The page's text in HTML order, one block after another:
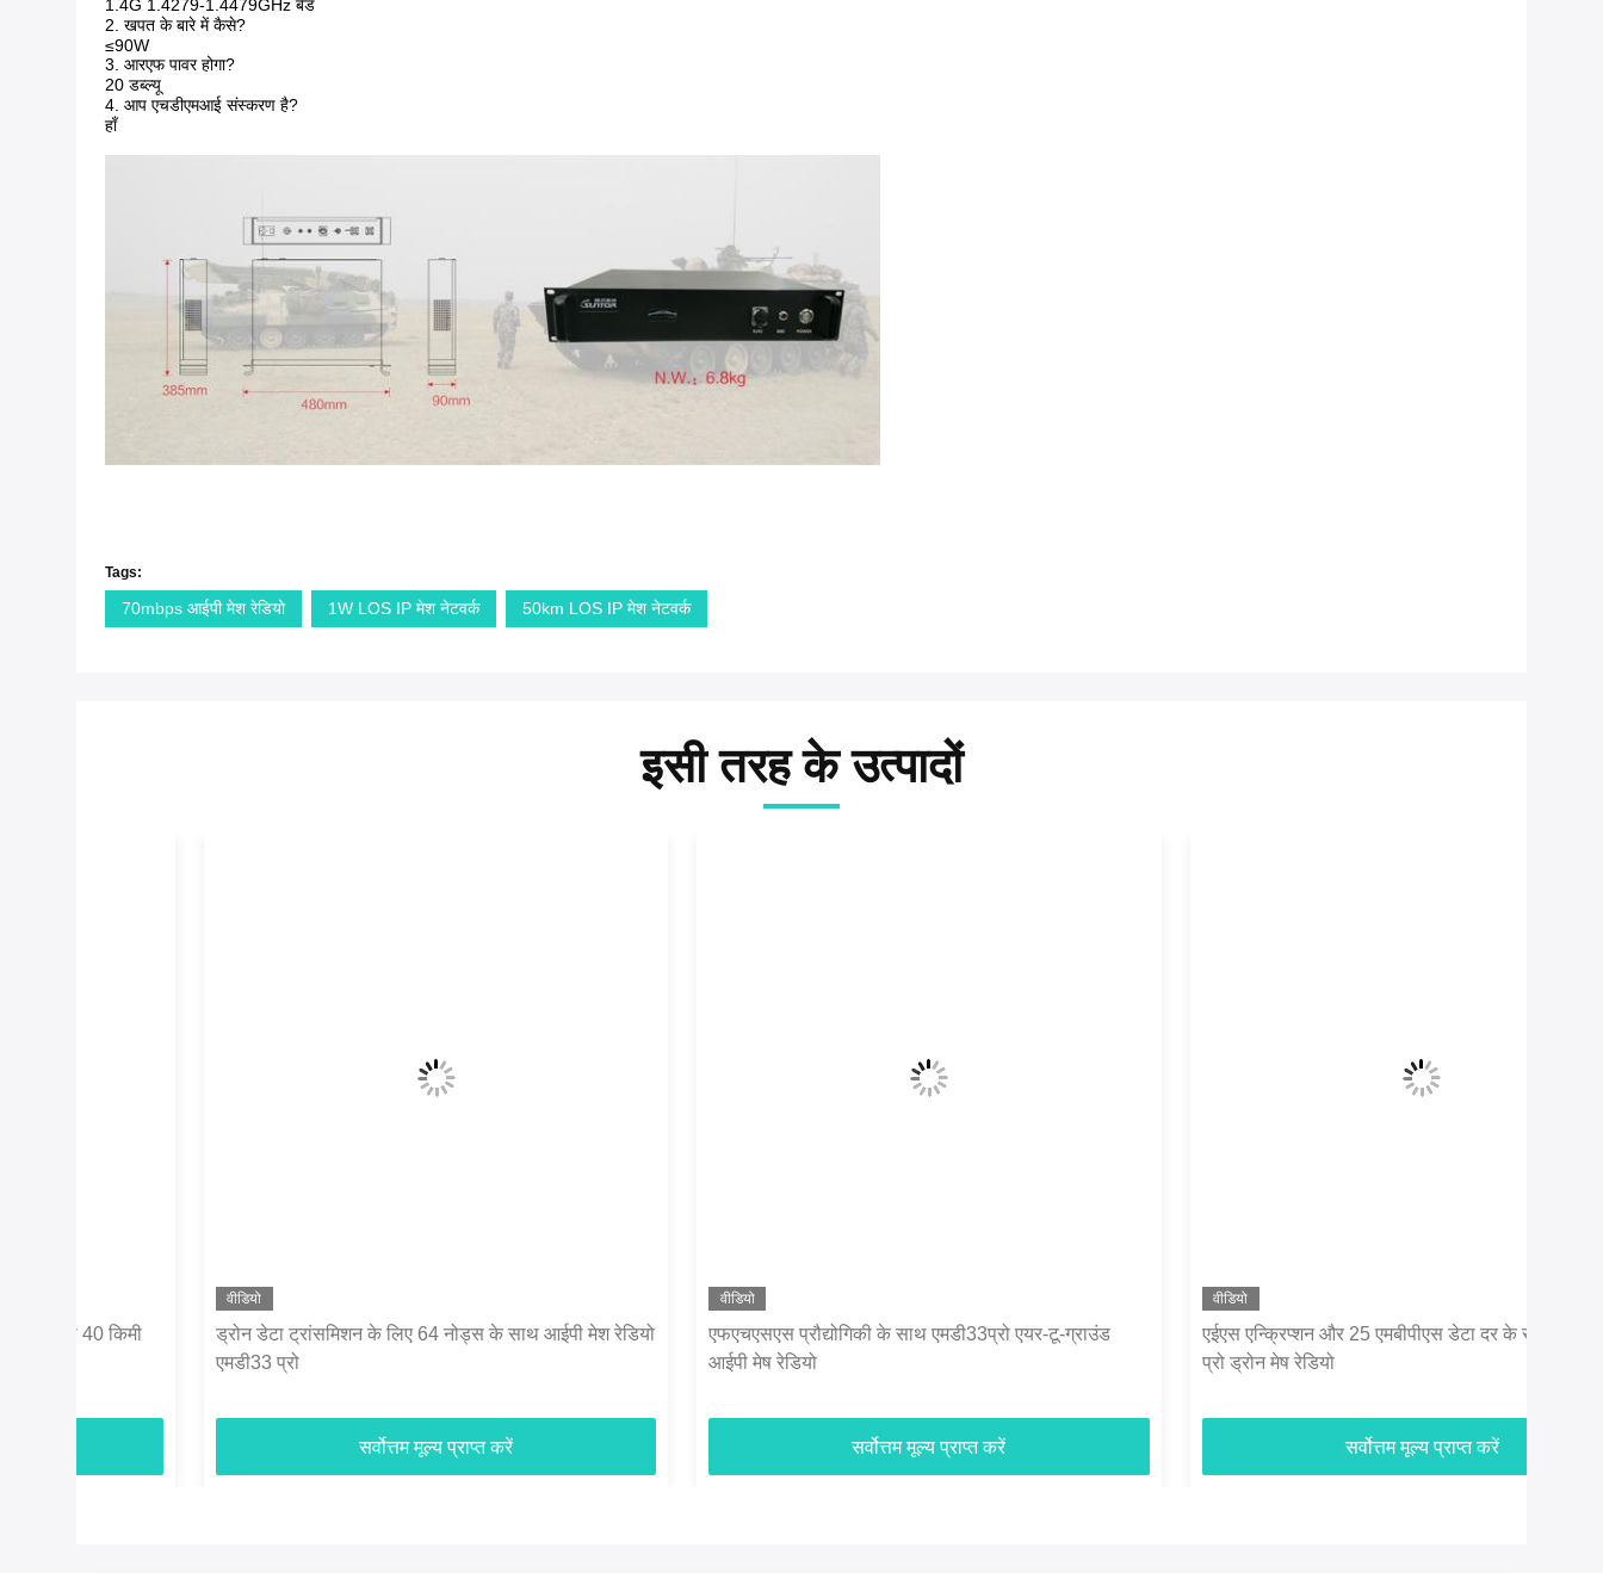
1.4G 1.4279-1.4479GHz बैंड
2. खपत के बारे में कैसे?
≤90W
3. आरएफ पावर होगा?
20 डब्ल्यू
4. आप एचडीएमआई संस्करण है?
हाँ
Tags:
70mbps आईपी मेश रेडियो 1W LOS IP मेश नेटवर्क 50km LOS IP मेश नेटवर्क
इसी तरह के उत्पादों
ड्रोन डेटा ट्रांसमिशन के लिए 64 नोड्स के साथ आईपी मेश रेडियो
सर्वोत्तम मूल्य प्राप्त करें
एफएचएसएस प्रौद्योगिकी के साथ एमडी33प्रो एयर-टू-ग्राउंड
सर्वोत्तम मूल्य प्राप्त करें
एईएस एन्क्रिप्शन और 25 एमबीपीएस डेटा दर के साथ एमडी 30
प्रो ड्रोन मेष रेडियो
सर्वोत्तम मूल्य प्राप्त करें